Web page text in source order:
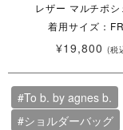
レザー マルチポシ
着用サイズ：
¥19,800 (税
#To b. by agnes b.
#ショルダーバッグ